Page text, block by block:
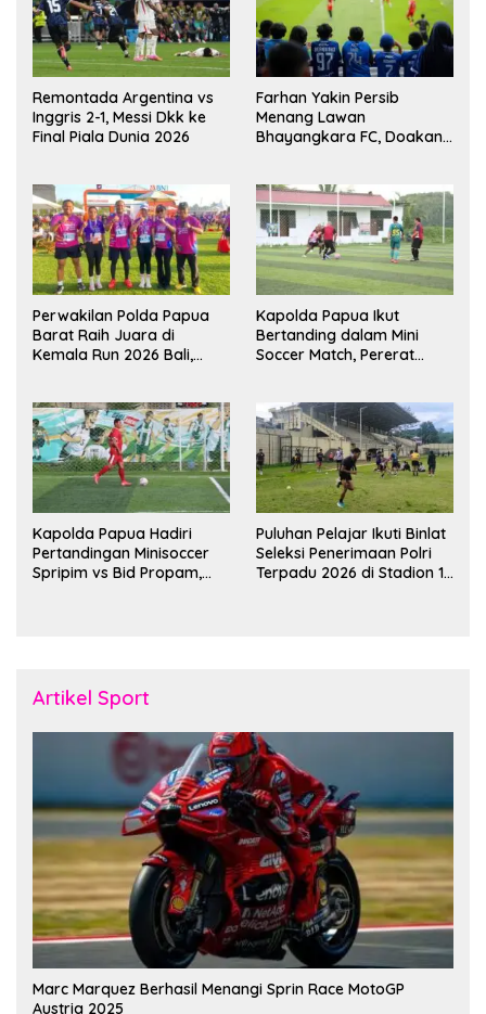
Remontada Argentina vs
Inggris 2-1, Messi Dkk ke
Final Piala Dunia 2026
Farhan Yakin Persib
Menang Lawan
Bhayangkara FC, Doakan
Perwakilan Polda Papua
Barat Raih Juara di
Kemala Run 2026 Bali,
Kapolda Papua Ikut
Bertanding dalam Mini
Soccer Match, Pererat
Kapolda Papua Hadiri
Pertandingan Minisoccer
Spripim vs Bid Propam,
Puluhan Pelajar Ikuti Binlat
Seleksi Penerimaan Polri
Terpadu 2026 di Stadion 16
Artikel Sport
Marc Marquez Berhasil Menangi Sprin Race MotoGP
Austria 2025